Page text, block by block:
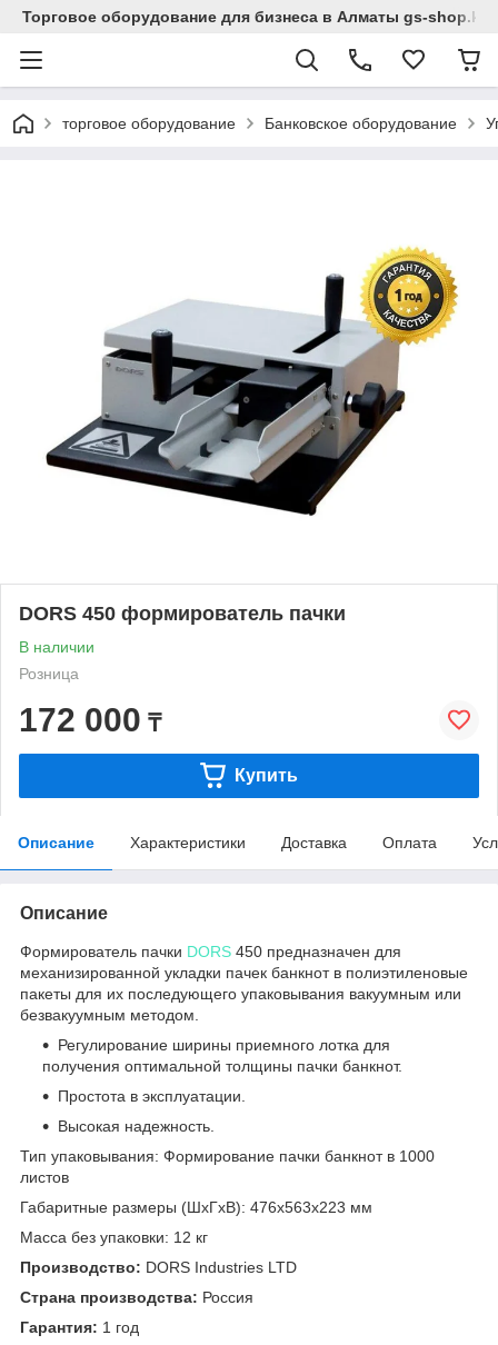
Торговое оборудование для бизнеса в Алматы gs-shop.kz
торговое оборудование Банковское оборудование
DORS 450 формирователь пачки
В наличии
Розница
172 000 ₸
Купить
Описание Характеристики Доставка Оплата
Описание
Формирователь пачки DORS 450 предназначен для
механизированной укладки пачек банкнот в полиэтиленовые
пакеты для их последующего упаковывания вакуумным или
безвакуумным методом.
Регулирование ширины приемного лотка для
получения оптимальной толщины пачки банкнот.
Простота в эксплуатации.
Высокая надежность.
Тип упаковывания: Формирование пачки банкнот в 1000
листов
Габаритные размеры (ШхГхВ): 476х563х223 мм
Масса без упаковки: 12 кг
Производство: DORS Industries LTD
Страна производства: Россия
Гарантия: 1 год